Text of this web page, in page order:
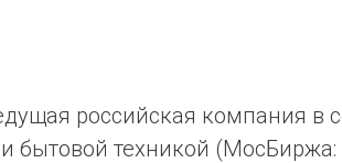
российская компания в
бытовой техникой